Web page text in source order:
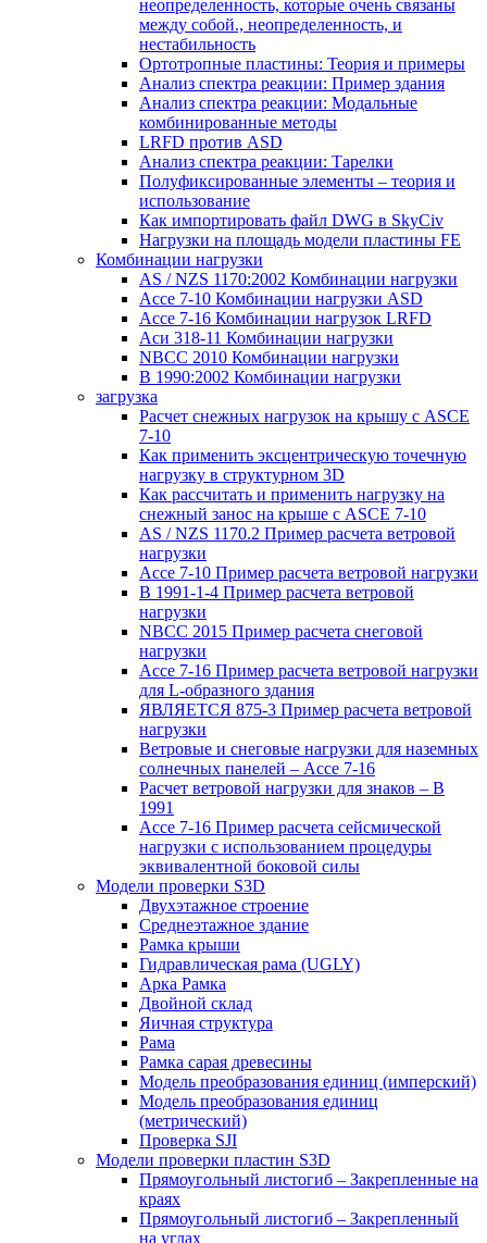
неопределенность, которые очень связаны
между собой., неопределенность, и
нестабильность
Ортотропные пластины: Теория и примеры
Анализ спектра реакции: Пример здания
Анализ спектра реакции: Модальные
комбинированные методы
LRFD против ASD
Анализ спектра реакции: Тарелки
Полуфиксированные элементы – теория и
использование
Как импортировать файл DWG в SkyCiv
Нагрузки на площадь модели пластины FE
Комбинации нагрузки
AS / NZS 1170:2002 Комбинации нагрузки
Ассе 7-10 Комбинации нагрузки ASD
Ассе 7-16 Комбинации нагрузок LRFD
Аси 318-11 Комбинации нагрузки
NBCC 2010 Комбинации нагрузки
В 1990:2002 Комбинации нагрузки
загрузка
Расчет снежных нагрузок на крышу с ASCE
7-10
Как применить эксцентрическую точечную
нагрузку в структурном 3D
Как рассчитать и применить нагрузку на
снежный занос на крыше с ASCE 7-10
AS / NZS 1170.2 Пример расчета ветровой
нагрузки
Ассе 7-10 Пример расчета ветровой нагрузки
В 1991-1-4 Пример расчета ветровой
нагрузки
NBCC 2015 Пример расчета снеговой
нагрузки
Ассе 7-16 Пример расчета ветровой нагрузки
для L-образного здания
ЯВЛЯЕТСЯ 875-3 Пример расчета ветровой
нагрузки
Ветровые и снеговые нагрузки для наземных
солнечных панелей – Ассе 7-16
Расчет ветровой нагрузки для знаков – В
1991
Ассе 7-16 Пример расчета сейсмической
нагрузки с использованием процедуры
эквивалентной боковой силы
Модели проверки S3D
Двухэтажное строение
Среднеэтажное здание
Рамка крыши
Гидравлическая рама (UGLY)
Арка Рамка
Двойной склад
Яичная структура
Рама
Рамка сарая древесины
Модель преобразования единиц (имперский)
Модель преобразования единиц
(метрический)
Проверка SJI
Модели проверки пластин S3D
Прямоугольный листогиб – Закрепленные на
краях
Прямоугольный листогиб – Закрепленный
на углах